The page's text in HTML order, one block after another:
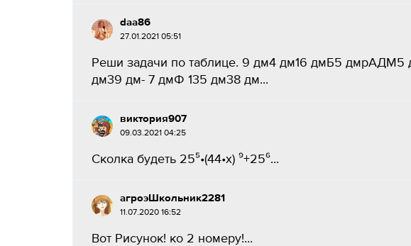
daa86
27.01.2021 05:51
Реши задачи по таблице. 9 дм4 дм16 дмБ5 дмрАДМ5
дм39 дм- 7 дмФ 135 дм38 дм​...
виктория907
09.03.2021 04:25
Сколка будеть 25⁵•(44•x) ⁹+25⁶​...
агроэШкольник2281
11.07.2020 16:52
Вот Рисунок! ко 2 номеру!​...